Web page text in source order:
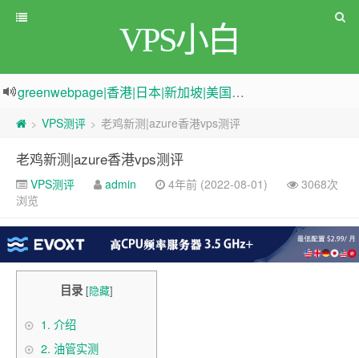
VPS小白
greenwebpage|香港|日本|新加坡|美国等多地vps测评|移动直连|1Gbps带宽|年付€29
原来频道被人恶意举报新电报频道 加入电报群
> VPS测评 > 老鸡新测|azure香港vps测评
老鸡新测|azure香港vps测评
VPS测评 admin 4年前 (2022-08-01)
3068次
浏览
目录 [隐藏]
1. 介绍
2. 油管实测